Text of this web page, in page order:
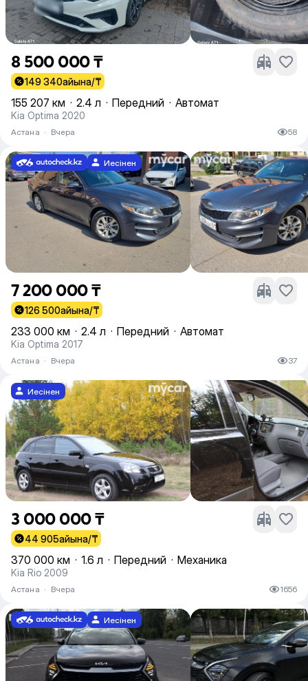
8 500 000 ₸
149 340айына/₸
155 207 км · 2.4 л · Передний · Автомат
Kia Optima 2020
Астана · Вчера 58
Иесінен
7 200 000 ₸
126 500айына/₸
233 000 км · 2.4 л · Передний · Автомат
Kia Optima 2017
Астана · Вчера 37
Иесінен
3 000 000 ₸
44 905айына/₸
370 000 км · 1.6 л · Передний · Механика
Kia Rio 2009
Астана · Вчера 1656
Иесінен